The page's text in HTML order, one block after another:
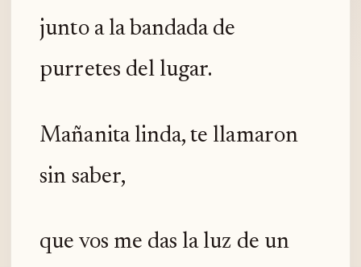
junto a la bandada de
purretes del lugar.
Mañanita linda, te llamaron
sin saber,
que vos me das la luz de un